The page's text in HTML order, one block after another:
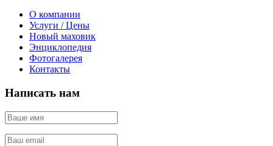
О компании
Услуги / Цены
Новый маховик
Энциклопедия
Фотогалерея
Контакты
Написать нам